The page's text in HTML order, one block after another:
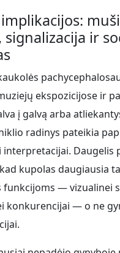
signalizacija ir
ekspozicijose ir
į galvą arba
radinys pateikia
interpretacijai. Daugelis
kupolas daugiausia
funkcijoms — vizualinei
konkurencijai — o ne